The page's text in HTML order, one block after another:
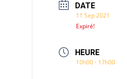
DATE
11 Sep 2021
Expiré!
HEURE
10h00 - 17h00